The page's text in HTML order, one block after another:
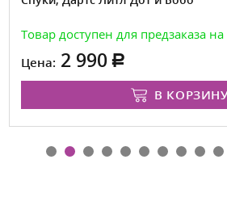
Товар доступен для предзаказа
Цена: 2 990
В